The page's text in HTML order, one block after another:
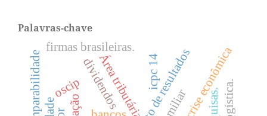
Palavras-chave
Área tributária
firmas brasileiras. crise econômica
oscip
comparabilidade icpc 14
dividendos